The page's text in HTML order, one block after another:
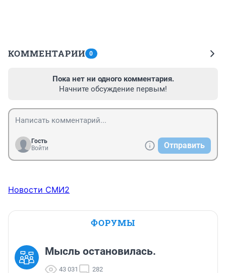
КОММЕНТАРИИ 0
Пока нет ни одного комментария.
Начните обсуждение первым!
Гость
Войти
Отправить
Новости СМИ2
ФОРУМЫ
Мысль остановилась.
43 031 282